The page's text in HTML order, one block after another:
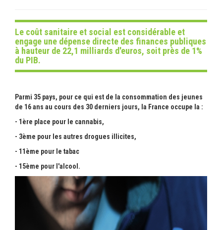
Le coût sanitaire et social est considérable et
engage une dépense directe des finances publiques
à hauteur de 22,1 milliards d'euros, soit près de 1%
du PIB.
Parmi 35 pays, pour ce qui est de la consommation des jeunes
de 16 ans au cours des 30 derniers jours, la France occupe la :
- 1ère place pour le cannabis,
- 3ème pour les autres drogues illicites,
- 11ème pour le tabac
- 15ème pour l'alcool.